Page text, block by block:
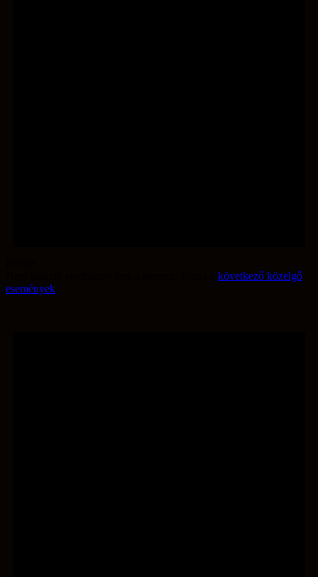
következő közelgő
események